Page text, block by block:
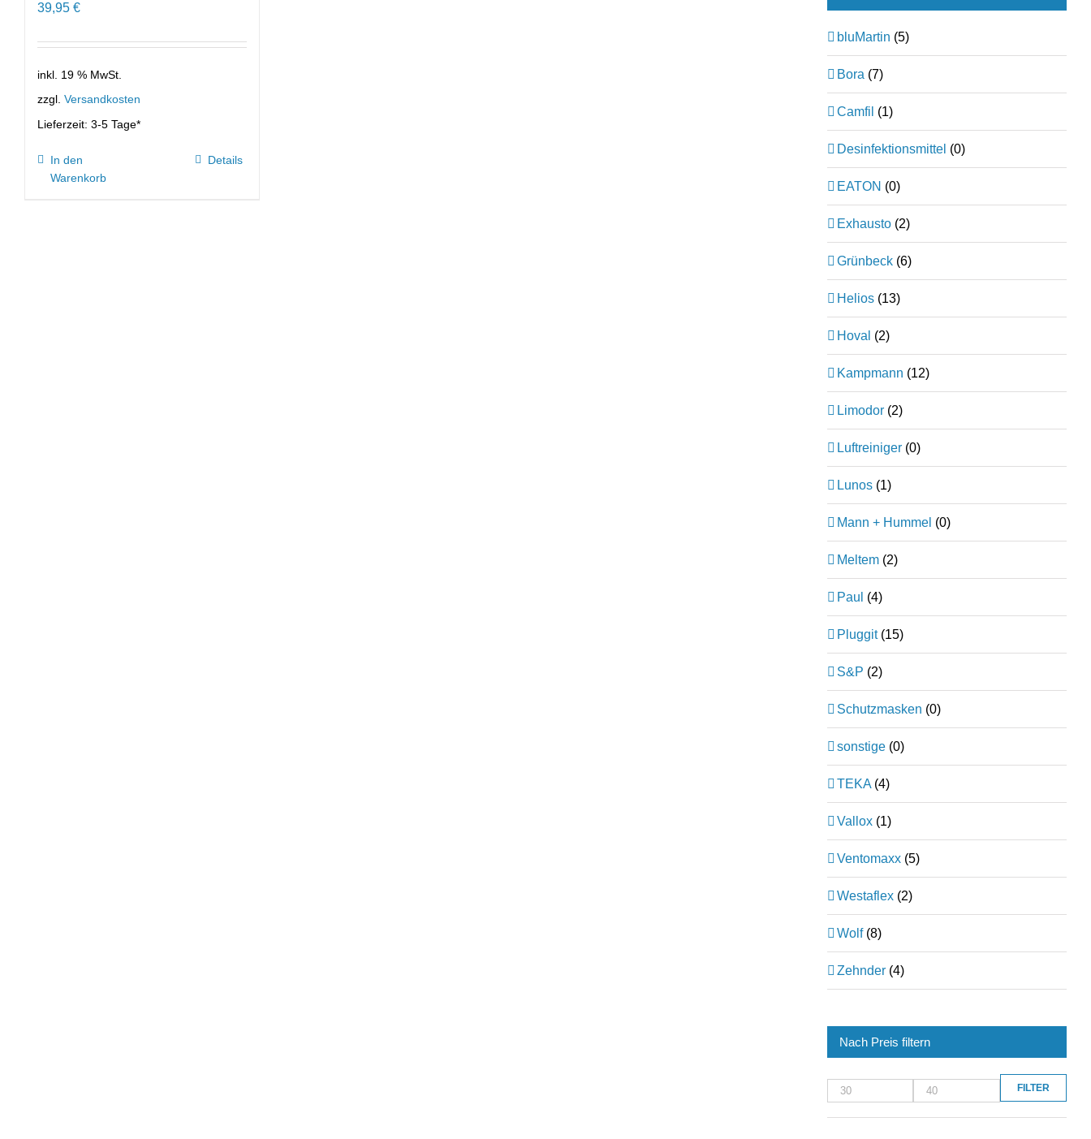
39,95 €
inkl. 19 % MwSt.
zzgl. Versandkosten
Lieferzeit: 3-5 Tage*
In den
Warenkorb
Details
bluMartin (5)
Bora (7)
Camfil (1)
Desinfektionsmittel (0)
EATON (0)
Exhausto (2)
Grünbeck (6)
Helios (13)
Hoval (2)
Kampmann (12)
Limodor (2)
Luftreiniger (0)
Lunos (1)
Mann + Hummel (0)
Meltem (2)
Paul (4)
Pluggit (15)
S&P (2)
Schutzmasken (0)
sonstige (0)
TEKA (4)
Vallox (1)
Ventomaxx (5)
Westaflex (2)
Wolf (8)
Zehnder (4)
Nach Preis filtern
Min.
Preis
Max.
Preis
FILTER